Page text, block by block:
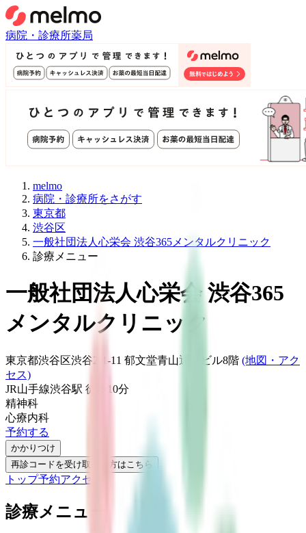
病院・診療所薬局
melmo
病院・診療所をさがす
東京都
渋谷区
一般社団法人心栄会 渋谷365メンタルクリニック
診療メニュー
一般社団法人心栄会 渋谷365
メンタルクリニック
東京都渋谷区渋谷2-1-11 郁文堂青山通りビル8階 (地図・アク
セス)
JR山手線渋谷駅 徒歩 10分
精神科
心療内科
予約する
かかりつけ
再診コードを受け取った方はこちら
トップ予約アクセス
診療メニュー